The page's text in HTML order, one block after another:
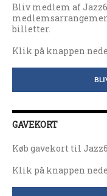
Bliv medlem af
billetter.
Klik på knappen
GAVEKORT
Køb gavekort til
Klik på knappen